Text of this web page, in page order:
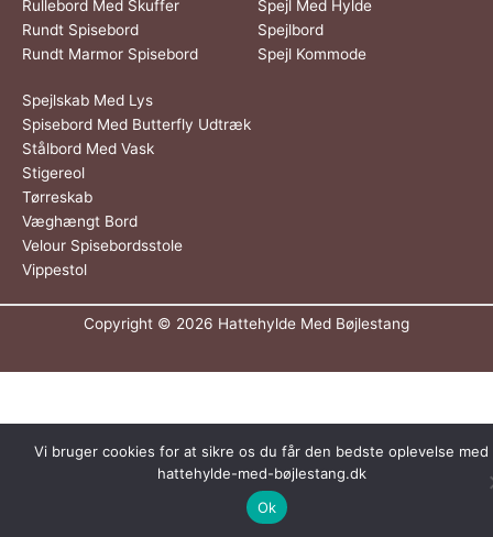
Rullebord Med Skuffer
Rundt Spisebord
Rundt Marmor Spisebord
Spejl Med Hylde
Spejlbord
Spejl Kommode
Spejlskab Med Lys
Spisebord Med Butterfly Udtræk
Stålbord Med Vask
Stigereol
Tørreskab
Væghængt Bord
Velour Spisebordsstole
Vippestol
Copyright © 2026 Hattehylde Med Bøjlestang
Vi bruger cookies for at sikre os du får den bedste oplevelse med
hattehylde-med-bøjlestang.dk
Ok